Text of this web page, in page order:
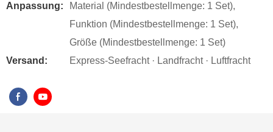
Anpassung:
Material (Mindestbestellmenge: 1 Set),
Funktion (Mindestbestellmenge: 1 Set),
Größe (Mindestbestellmenge: 1 Set)
Versand:
Express-Seefracht · Landfracht · Luftfracht